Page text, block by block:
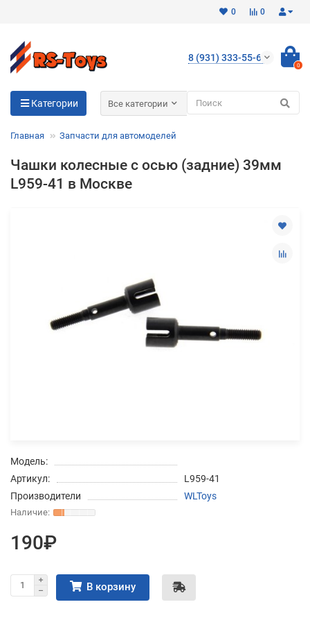
0
0
8 (931) 333-55-65
0
Категории Все категории
Главная Запчасти для автомоделей
Чашки колесные с осью (задние) 39мм
L959-41 в Москве
Модель:
Артикул:
L959-41
Производители
WLToys
190₽
В корзину
Разбейте
без переплат
Добавляйте товары
выбранный способом
Оставшиеся